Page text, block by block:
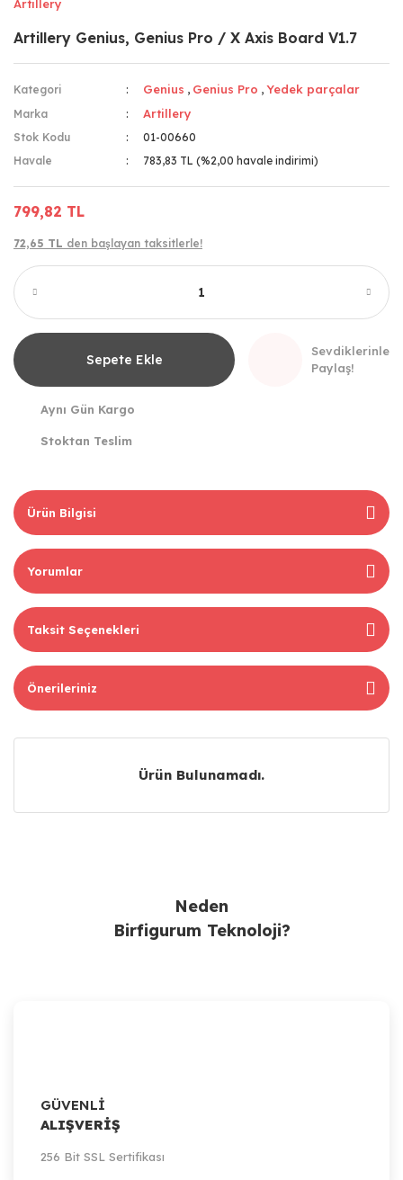
Artillery
Artillery Genius, Genius Pro / X Axis Board V1.7
Kategori Genius , Genius Pro ,Yedek parçalar
Marka Artillery
Stok Kodu
01-00660
Havale
783,83 TL (%2,00 havale indirimi)
799,82 TL
72,65 TL den başlayan taksitlerle!
Sepete Ekle
Sevdiklerinle
Paylaş!
Aynı Gün Kargo
Stoktan Teslim
Ürün Bilgisi
Yorumlar
Taksit Seçenekleri
Önerileriniz
Ürün Bulunamadı.
Neden
Birfigurum Teknoloji?
GÜVENLİ
ALIŞVERİŞ
256 Bit SSL Sertifikası